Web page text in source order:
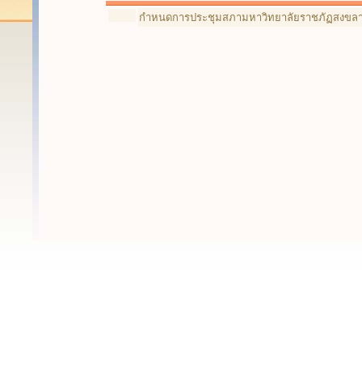
กำหนดการประชุมสภามหาวิทยาลัยราชภัฏสงขลา